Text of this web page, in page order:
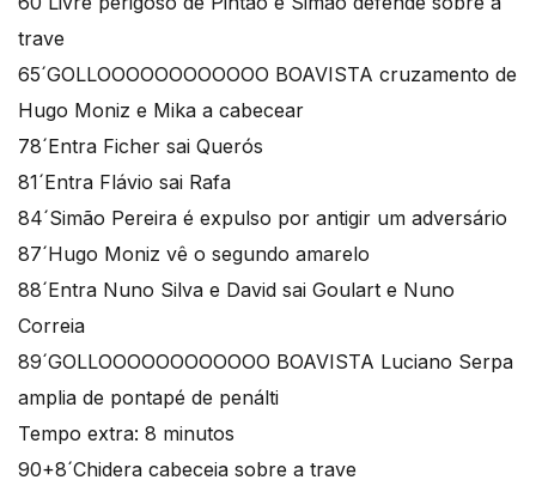
trave
65´GOLLOOOOOOOOOOOO BOAVISTA cruzamento de
Hugo Moniz e Mika a cabecear
78´Entra Ficher sai Querós
81´Entra Flávio sai Rafa
84´Simão Pereira é expulso por antigir um adversário
87´Hugo Moniz vê o segundo amarelo
88´Entra Nuno Silva e David sai Goulart e Nuno
Correia
89´GOLLOOOOOOOOOOOO BOAVISTA Luciano Serpa
amplia de pontapé de penálti
Tempo extra: 8 minutos
90+8´Chidera cabeceia sobre a trave